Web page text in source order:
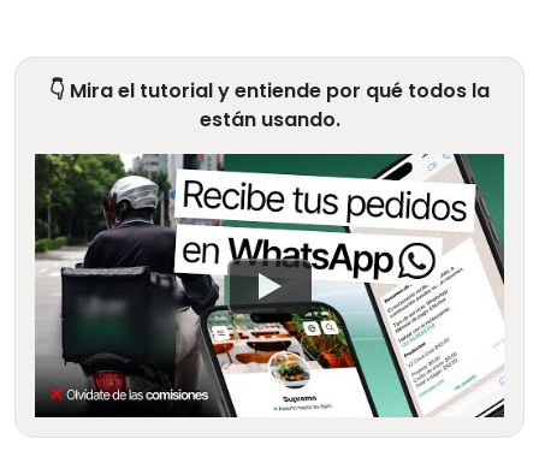
👇 Mira el tutorial y entiende por qué todos la
están usando.